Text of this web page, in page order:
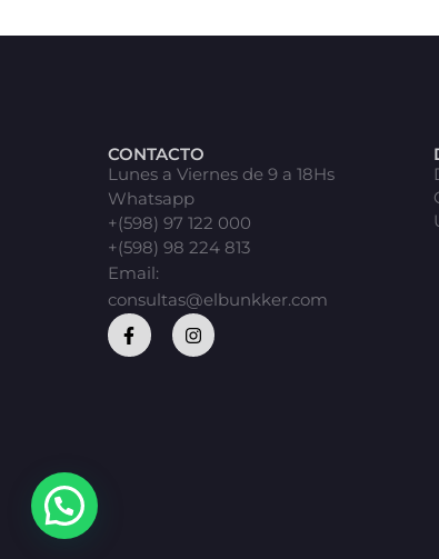
CONTACTO
Lunes a Viernes de 9 a 18Hs
Whatsapp
+(598) 97 122 000
+(598) 98 224 813
Email:
consultas@elbunkker.com